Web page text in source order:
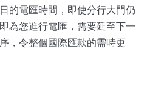
的電匯時間，即使分行大門仍
為您進行電匯，需要延至下一
，令整個國際匯款的需時更